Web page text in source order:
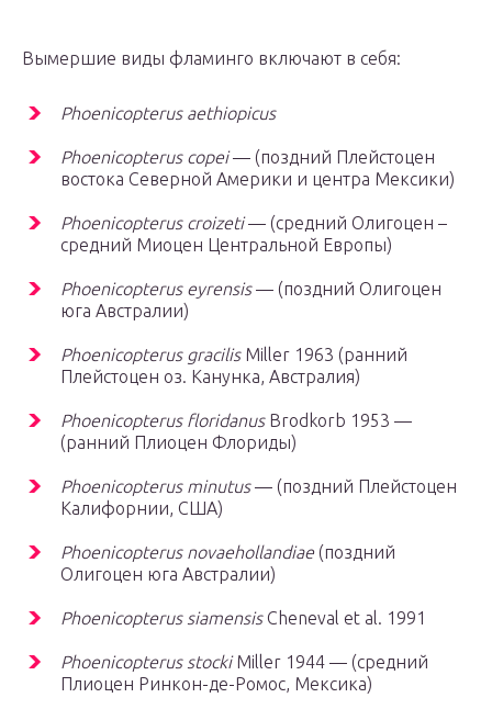
Вымершие виды фламинго включают в себя:
Phoenicopterus aethiopicus
Phoenicopterus copei— (поздний Плейстоцен
востока Северной Америки и центра Мексики)
Phoenicopterus croizeti— (средний Олигоцен –
средний Миоцен Центральной Европы)
Phoenicopterus eyrensis— (поздний Олигоцен
юга Австралии)
Phoenicopterus gracilis Miller 1963 (ранний
Плейстоцен оз. Канунка, Австралия)
Phoenicopterus floridanus Brodkorb 1953 —
(ранний Плиоцен Флориды)
Phoenicopterus minutus— (поздний Плейстоцен
Калифорнии, США)
Phoenicopterus novaehollandiae(поздний
Олигоцен юга Австралии)
Phoenicopterus siamensis Cheneval et al. 1991
Phoenicopterus stocki Miller 1944 — (средний
Плиоцен Ринкон-де-Ромос, Мексика)